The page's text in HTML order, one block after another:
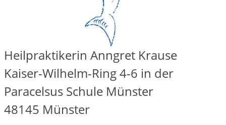
Heilpraktikerin Anngret Krause
Kaiser-Wilhelm-Ring 4-6 in der
Paracelsus Schule Münster
48145 Münster